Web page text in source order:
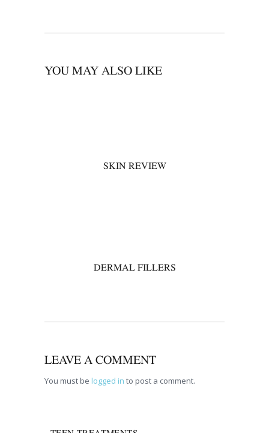
YOU MAY ALSO LIKE
SKIN REVIEW
DERMAL FILLERS
LEAVE A COMMENT
You must be logged in to post a comment.